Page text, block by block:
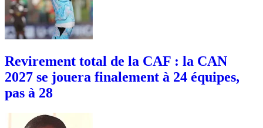
Revirement total de la CAF : la CAN
2027 se jouera finalement à 24 équipes,
pas à 28